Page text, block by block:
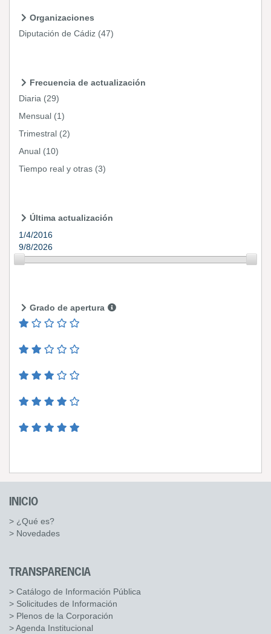
Organizaciones
Diputación de Cádiz (47)
Frecuencia de actualización
Diaria (29)
Mensual (1)
Trimestral (2)
Anual (10)
Tiempo real y otras (3)
Última actualización
1/4/2016
9/8/2026
Grado de apertura
INICIO
> ¿Qué es?
> Novedades
TRANSPARENCIA
> Catálogo de Información Pública
> Solicitudes de Información
> Plenos de la Corporación
> Agenda Institucional